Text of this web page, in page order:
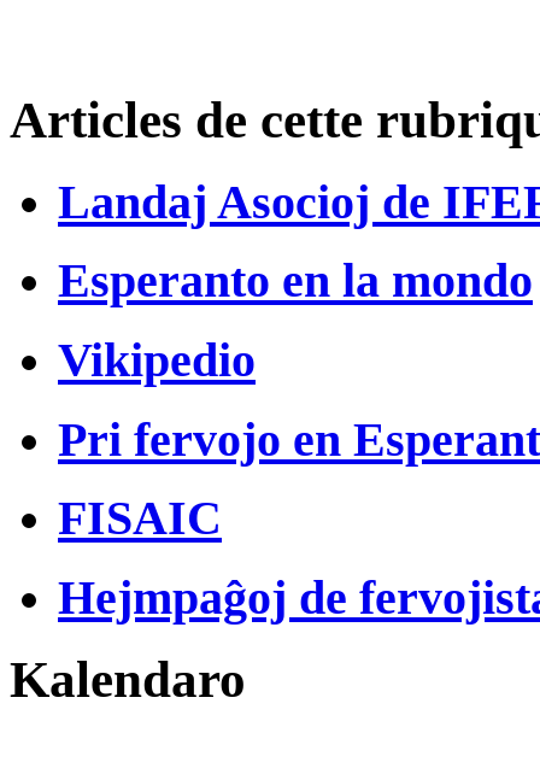
Articles de cette
Landaj Asocioj de
Esperanto en la mondo
Vikipedio
Pri fervojo en
FISAIC
Hejmpaĝoj de
Kalendaro